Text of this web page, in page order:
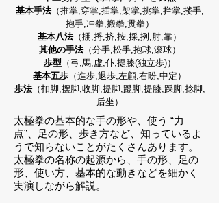
基本手法（推掌,穿掌,插掌,架掌,挑掌,拦掌,搂手,
抱手,冲拳,搬拳,贯拳）
基本八法（掤,捋,挤,按,採,挒,肘,靠）
其他の手法（分手,松手,抱球,滚球）
歩型 （弓,馬,虚,仆,提膝(独立歩)）
基本五歩 （進歩,退歩,左顧,右盼,中定）
歩法（扣脚,摆脚,收脚,提脚,蹬脚,提膝,踩脚,捻脚,
后坐）
太極拳の基本的な手の形や、使う “力
点”、足の形、歩き方など、知っているよ
うで知らないことがたくさんあります。
太極拳の名称の起源から、手の形、足の
形、使い方、基本的な動きなどを細かく
実演しながら解説。